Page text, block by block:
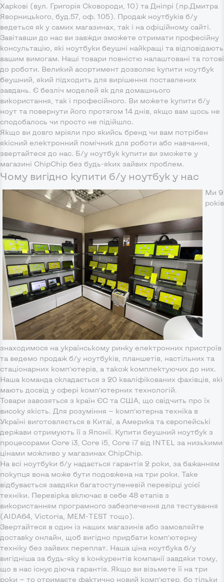
Харкові (вул. Григорія Сковороди, 10) та Дніпрі (пр.Дмитра
Яворницького, буд.57, оф. 105). Продаж ноутбуків б/у
ведеться як у самих магазинах, так і на офіційному сайті.
Завітавши до нас ви завжди зможете отримати професійну
консультацію, які ноутбуки беушні найкращі та відповідають
вашим вимогам. Наші товари повністю налаштовані та готові
до роботи. Великий асортимент дозволяє купити ноутбук
беушний, який підходить для вирішення поставлених
завдань. Є безліч моделей як для домашнього
використання, так і професійного. Ви можете купити б/у
ноут та повернути його протягом 14 днів, якщо вам щось не
сподобалось чи просто не підійшло.
Якщо ви довго мріяли про якийсь бренд чи вам потрібен
якісний електронний помічник для роботи або навчання,
звертайтеся до нас. Б/у ноутбук купити ви зможете у
магазині ChipChip без будь-яких зайвих проблем.
Чому вигідно купити б/у ноутбук у нас
Ми 9
років
знаходимося на українському ринку електронних пристроїв
та ведемо продаж б/у ноутбуків, планшетів, настільних та
стаціонарних комп’ютерів, а також комплектуючих до них.
Наша команда складається з 20 кваліфікованих фахівців, які
мають досвід у сфері комп’ютерних технологій.
Товари завозяться з країн ЄС та США, що свідчить про їх
високу якість. Для розуміння — комп’ютерна техніка в
Україні виготовляється в Китаї, а Америка та європейські
держави отримують її з Японії. Купити беушний ноутбук з
процесорами Core i3, Core i5, Core i7 від INTEL за низькими
цінами можливо у магазинах ChipChip.
На всі ноутбуки б/у надається гарантія 2 роки, за бажанням
покупця вона може бути подовжена на три роки. Таке
відбувається завдяки багатоступеневій перевірці усієї
техніки. Перевірка включає в себе 48 етапів з
використанням програмного забезпечення для тестування
(AIDA64, Victoria, MEM-TEST тощо).
Звертайтеся в один із наших магазинів або замовляйте
доставку онлайн, щоб вигідно придбати комп’ютерну
техніку без зайвих переплат. Наша ціна ноутбука б/у
вигідніша за будь-яку в конкурентів компанії завдяки тому,
що в нас існує діюча гарантія. Якщо ви візьмете її на три
роки — то отримаєте фактично новий комп’ютер, бо тільки